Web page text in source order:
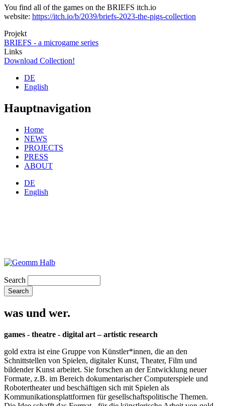
You find all of the games on the BRIEFS itch.io
website: https://itch.io/b/2039/briefs-2023-the-pigs-collection
Projekt
BRIEFS - a microgame series
Links
Download Collection!
DE
English
Hauptnavigation
Home
NEWS
PROJECTS
PRESS
ABOUT
DE
English
Search
was und wer.
games - theatre - digital art – artistic research
gold extra ist eine Gruppe von Künstler*innen, die an den
Schnittstellen von Spielen, digitaler Kunst, Theater, Film und
bildender Kunst arbeitet. Sie forschen an der Entwicklung neuer
Formate, z.B. im Bereich dokumentarischer Computerspiele und
Robotertheater und beschäftigen sich mit Spielen als
Kommunikationsplattformen für gesellschaftspolitische Themen.